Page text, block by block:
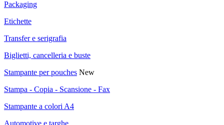
Packaging
Etichette
Transfer e serigrafia
Biglietti, cancelleria e buste
Stampante per pouches New
Stampa - Copia - Scansione - Fax
Stampante a colori A4
Automotive e targhe